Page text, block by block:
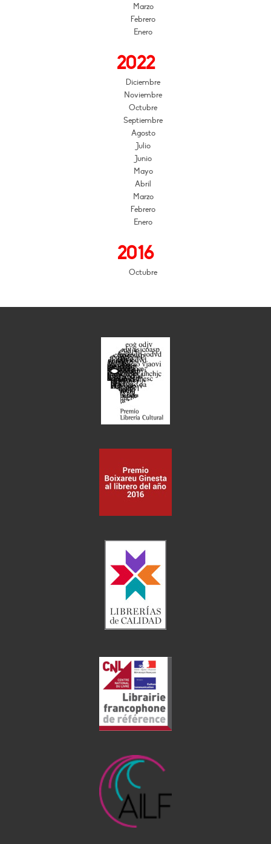
Marzo
Febrero
Enero
2022
Diciembre
Noviembre
Octubre
Septiembre
Agosto
Julio
Junio
Mayo
Abril
Marzo
Febrero
Enero
2016
Octubre